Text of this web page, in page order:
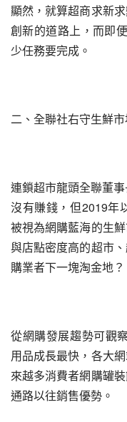
顯然，就算超商求新
創新的道路上，而即
少任務要完成。
二、全聯社右守生鮮
連鎖超市龍頭全聯董
沒有賺錢，但2019年
被視為網購藍海的生
與店點密度高的超市
購業者下一塊淘金地？
從網購發展趨勢可觀
用品成長最快，各大
來越多消費者網購罐
通路以往銷售優勢。